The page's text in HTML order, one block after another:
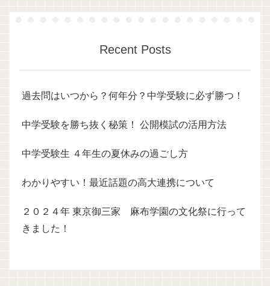
Recent Posts
過去問はいつから？何年分？中学受験に必ず勝つ！
中学受験を勝ち抜く秘策！ 公開模試の活用方法
中学受験生 ４年生の夏休みの過ごし方
わかりやすい！最近話題の高大連携について
２０２４年 東京御三家 麻布学園の文化祭に行って
きました！